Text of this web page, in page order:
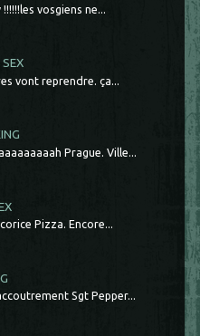
vosgiens ne...
vont reprendre. ça...
Prague. Ville...
Pizza. Encore...
Sgt Pepper...